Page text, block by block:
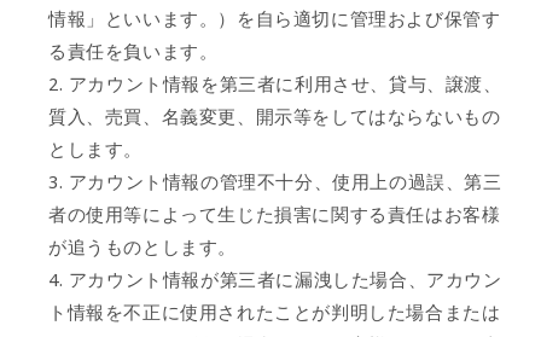
情報」といいます。）を自ら適切に管理および保管す
る責任を負います。
アカウント情報を第三者に利用させ、貸与、譲渡、
質入、売買、名義変更、開示等をしてはならないもの
とします。
アカウント情報の管理不十分、使用上の過誤、第三
者の使用等によって生じた損害に関する責任はお客様
が追うものとします。
アカウント情報が第三者に漏洩した場合、アカウン
ト情報を不正に使用されたことが判明した場合または